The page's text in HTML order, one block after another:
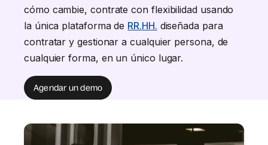
cómo cambie, contrate con flexibilidad usando
la única plataforma de RR.HH. diseñada para
contratar y gestionar a cualquier persona, de
cualquier forma, en un único lugar.
Agendar un demo